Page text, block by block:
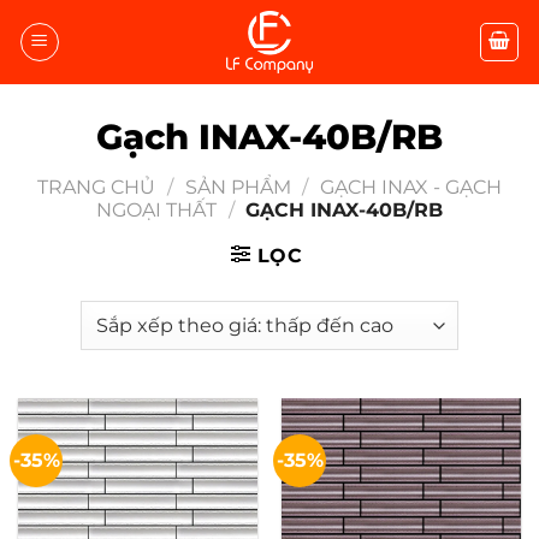
qua
Gạch INAX-40B/RB
TRANG CHỦ / SẢN PHẨM / GẠCH INAX - GẠCH
NGOẠI THẤT / GẠCH INAX-40B/RB
LỌC
-35% -35%